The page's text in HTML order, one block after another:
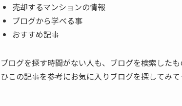
売却するマンションの情報
ブログから学べる事
おすすめ記事
ブログを探す時間がない人も、ブログを検索した
ひこの記事を参考にお気に入りブログを探してみて